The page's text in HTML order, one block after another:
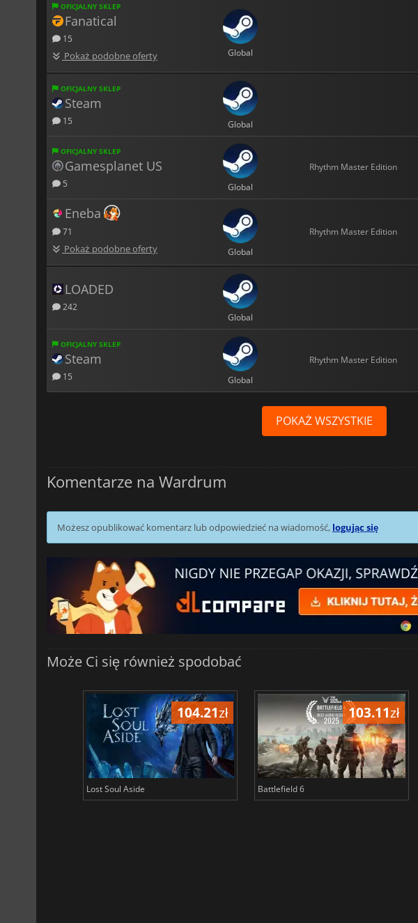
OFICJALNY SKLEP
Fanatical
15
Pokaż podobne oferty Global
OFICJALNY SKLEP
Steam
15 Global
OFICJALNY SKLEP
Gamesplanet US
5 Global
Rhythm Master Edition
Eneba
71
Pokaż podobne oferty Global
Rhythm Master Edition
LOADED
242
Global
OFICJALNY SKLEP
Steam
15 Global
Rhythm Master Edition
POKAŻ WSZYSTKIE
Komentarze na Wardrum
Możesz opublikować komentarz lub odpowiedzieć na wiadomość, logując się
Może Ci się również spodobać
104.21zł
Lost Soul Aside
103.11zł
Battlefield 6